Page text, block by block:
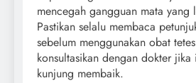
mencegah gangguan mata yang
Pastikan selalu membaca
sebelum menggunakan obat
konsultasikan dengan dokter
kunjung membaik.